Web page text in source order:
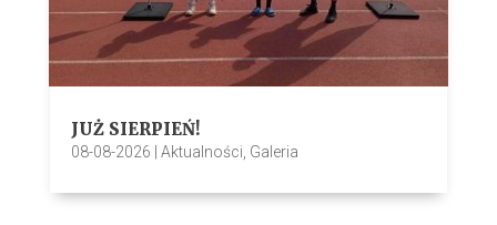
JUŻ SIERPIEŃ!
08-08-2026 | Aktualności Galeria